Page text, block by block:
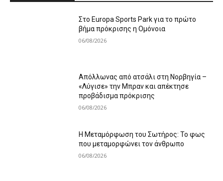
Στο Europa Sports Park για το πρώτο
βήμα πρόκρισης η Ομόνοια
06/08/2026
Απόλλωνας από ατσάλι στη Νορβηγία –
«Λύγισε» την Μπραν και απέκτησε
προβάδισμα πρόκρισης
06/08/2026
Η Μεταμόρφωση του Σωτήρος: Το φως
που μεταμορφώνει τον άνθρωπο
06/08/2026